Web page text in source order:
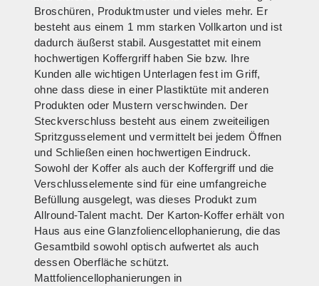
Broschüren, Produktmuster und vieles mehr. Er
besteht aus einem 1 mm starken Vollkarton und ist
dadurch äußerst stabil. Ausgestattet mit einem
hochwertigen Koffergriff haben Sie bzw. Ihre
Kunden alle wichtigen Unterlagen fest im Griff,
ohne dass diese in einer Plastiktüte mit anderen
Produkten oder Mustern verschwinden. Der
Steckverschluss besteht aus einem zweiteiligen
Spritzgusselement und vermittelt bei jedem Öffnen
und Schließen einen hochwertigen Eindruck.
Sowohl der Koffer als auch der Koffergriff und die
Verschlusselemente sind für eine umfangreiche
Befüllung ausgelegt, was dieses Produkt zum
Allround-Talent macht. Der Karton-Koffer erhält von
Haus aus eine Glanzfoliencellophanierung, die das
Gesamtbild sowohl optisch aufwertet als auch
dessen Oberfläche schützt.
Mattfoliencellophanierungen in